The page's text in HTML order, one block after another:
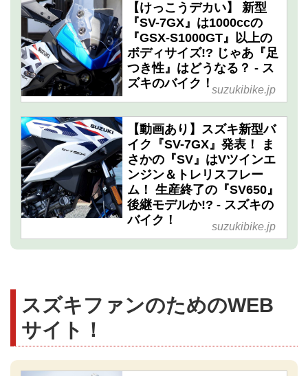
【けっこうデカい】 新型
『SV-7GX』は1000ccの
『GSX-S1000GT』以上の
ボディサイズ!? じゃあ『足
つき性』はどうなる？ - ス
ズキのバイク！ suzukibike.jp
【動画あり】スズキ新型バ
イク『SV-7GX』発表！ ま
さかの『SV』はVツインエ
ンジン＆トレリスフレー
ム！ 生産終了の『SV650』
後継モデルか!? - スズキの
バイク！
suzukibike.jp
スズキファンのためのWEB
サイト！